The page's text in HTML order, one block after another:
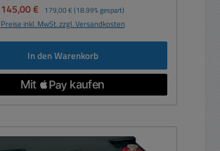
Verkaufspreis:
145,00 € Regulärer Preis:
179,00 € (18.99% gespart)
Preise inkl. MwSt. zzgl. Versandkosten
In den Warenkorb